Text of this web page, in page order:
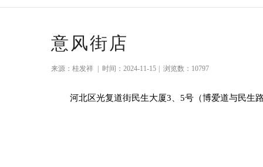
意风街店
来源：桂发祥 时间：2024-11-15 浏览数：10797
河北区光复道街民生大厦3、5号（博爱道与民生